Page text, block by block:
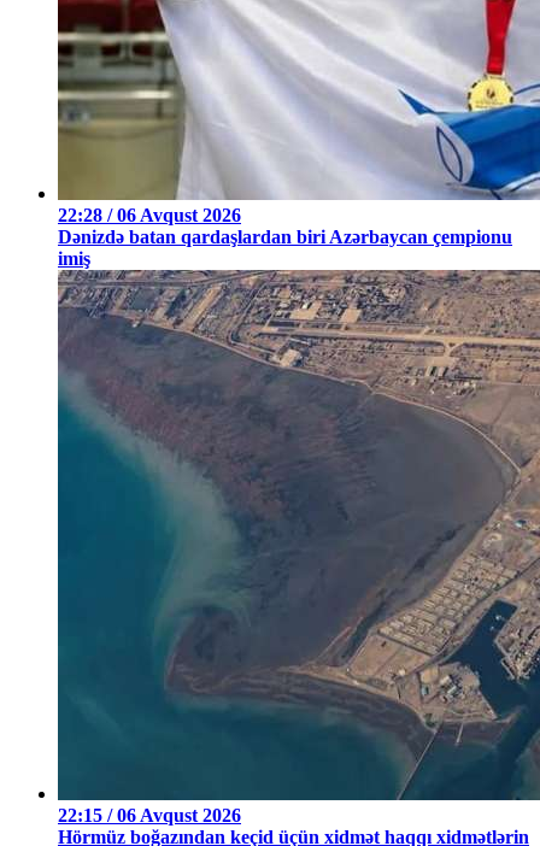
22:28 / 06 Avqust 2026
Dənizdə batan qardaşlardan biri Azərbaycan çempionu
imiş
22:15 / 06 Avqust 2026
Hörmüz boğazından keçid üçün xidmət haqqı xidmətlərin